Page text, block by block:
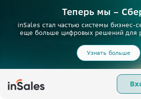
Теперь мы –
inSales стал частью системы бизнес-
еще больше цифровых решений для
Узнать больше